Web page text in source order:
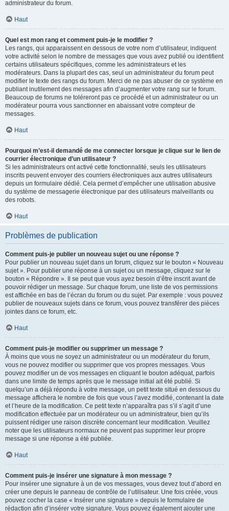
administrateur du forum.
Haut
Quel est mon rang et comment puis-je le modifier ?
Les rangs, qui apparaissent en dessous de votre nom d’utilisateur, indiquent
votre activité selon le nombre de messages que vous avez publié ou identifient
certains utilisateurs spécifiques, comme les administrateurs et les
modérateurs. Dans la plupart des cas, seul un administrateur du forum peut
modifier le texte des rangs du forum. Merci de ne pas abuser de ce système en
publiant inutilement des messages afin d’augmenter votre rang sur le forum.
Beaucoup de forums ne toléreront pas ce procédé et un administrateur ou un
modérateur pourra vous sanctionner en abaissant votre compteur de
messages.
Haut
Pourquoi m’est-il demandé de me connecter lorsque je clique sur le lien de
courrier électronique d’un utilisateur ?
Si les administrateurs ont activé cette fonctionnalité, seuls les utilisateurs
inscrits peuvent envoyer des courriers électroniques aux autres utilisateurs
depuis un formulaire dédié. Cela permet d’empêcher une utilisation abusive
du système de messagerie électronique par des utilisateurs malveillants ou
des robots.
Haut
Problèmes de publication
Comment puis-je publier un nouveau sujet ou une réponse ?
Pour publier un nouveau sujet dans un forum, cliquez sur le bouton « Nouveau
sujet ». Pour publier une réponse à un sujet ou un message, cliquez sur le
bouton « Répondre ». Il se peut que vous ayez besoin d’être inscrit avant de
pouvoir rédiger un message. Sur chaque forum, une liste de vos permissions
est affichée en bas de l’écran du forum ou du sujet. Par exemple : vous pouvez
publier de nouveaux sujets dans ce forum, vous pouvez transférer des pièces
jointes dans ce forum, etc.
Haut
Comment puis-je modifier ou supprimer un message ?
À moins que vous ne soyez un administrateur ou un modérateur du forum,
vous ne pouvez modifier ou supprimer que vos propres messages. Vous
pouvez modifier un de vos messages en cliquant le bouton adéquat, parfois
dans une limite de temps après que le message initial ait été publié. Si
quelqu’un a déjà répondu à votre message, un petit texte situé en dessous du
message affichera le nombre de fois que vous l’avez modifié, contenant la date
et l’heure de la modification. Ce petit texte n’apparaîtra pas s’il s’agit d’une
modification effectuée par un modérateur ou un administrateur, bien qu’ils
puissent rédiger une raison discrète concernant leur modification. Veuillez
noter que les utilisateurs normaux ne peuvent pas supprimer leur propre
message si une réponse a été publiée.
Haut
Comment puis-je insérer une signature à mon message ?
Pour insérer une signature à un de vos messages, vous devez tout d’abord en
créer une depuis le panneau de contrôle de l’utilisateur. Une fois créée, vous
pouvez cocher la case « Insérer une signature » depuis le formulaire de
rédaction afin d’insérer votre signature. Vous pouvez également ajouter une